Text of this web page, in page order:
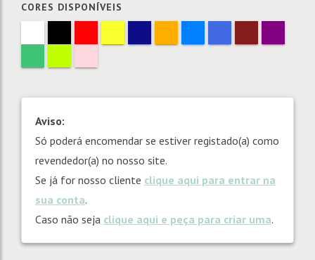
CORES DISPONÍVEIS
Aviso:
Só poderá encomendar se estiver registado(a) como
revendedor(a) no nosso site.
Se já for nosso cliente clique aqui para entrar na
sua conta.
Caso não seja clique aqui e peça para criar uma.